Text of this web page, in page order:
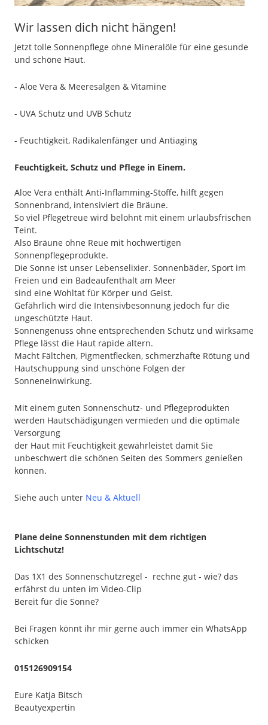
Wir lassen dich nicht hängen!
Jetzt tolle Sonnenpflege ohne Mineralöle für eine gesunde
und schöne Haut.
- Aloe Vera & Meeresalgen & Vitamine
- UVA Schutz und UVB Schutz
- Feuchtigkeit, Radikalenfänger und Antiaging
Feuchtigkeit, Schutz und Pflege in Einem.
Aloe Vera enthält Anti-Inflamming-Stoffe, hilft gegen
Sonnenbrand, intensiviert die Bräune.
So viel Pflegetreue wird belohnt mit einem urlaubsfrischen
Teint.
Also Bräune ohne Reue mit hochwertigen
Sonnenpflegeprodukte.
Die Sonne ist unser Lebenselixier. Sonnenbäder, Sport im
Freien und ein Badeaufenthalt am Meer
sind eine Wohltat für Körper und Geist.
Gefährlich wird die Intensivbesonnung jedoch für die
ungeschützte Haut.
Sonnengenuss ohne entsprechenden Schutz und wirksame
Pflege lässt die Haut rapide altern.
Macht Fältchen, Pigmentflecken, schmerzhafte Rötung und
Hautschuppung sind unschöne Folgen der
Sonneneinwirkung.
Mit einem guten Sonnenschutz- und Pflegeprodukten
werden Hautschädigungen vermieden und die optimale
Versorgung
der Haut mit Feuchtigkeit gewährleistet damit Sie
unbeschwert die schönen Seiten des Sommers genießen
können.
Siehe auch unter Neu & Aktuell
Plane deine Sonnenstunden mit dem richtigen
Lichtschutz!
Das 1X1 des Sonnenschutzregel - rechne gut - wie? das
erfährst du unten im Video-Clip
Bereit für die Sonne?
Bei Fragen könnt ihr mir gerne auch immer ein WhatsApp
schicken
015126909154
Eure Katja Bitsch
Beautyexpertin